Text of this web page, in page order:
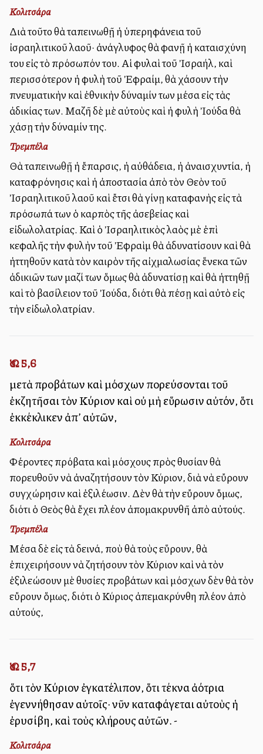
Κολιτσάρα
Διὰ τοῦτο θὰ ταπεινωθῇ ἡ ὑπερηφάνεια τοῦ
ἰσραηλιτικοῦ λαοῦ· ἀνάγλυφος θὰ φανῇ ἡ καταισχύνη
του εἰς τὸ πρόσωπόν του. Αἱ φυλαὶ τοῦ Ἰσραήλ, καὶ
περισσότερον ἡ φυλὴ τοῦ Ἐφραίμ, θὰ χάσουν τὴν
πνευματικὴν καὶ ἐθνικὴν δύναμίν των μέσα εἰς τὰς
ἀδικίας των. Μαζῆ δὲ μὲ αὐτοὺς καὶ ἡ φυλὴ Ἰούδα θὰ
χάσῃ τὴν δύναμίν της.
Τρεμπέλα
Θὰ ταπεινωθῇ ἡ ἔπαρσις, ἡ αὐθάδεια, ἡ ἀναισχυντία, ἡ
καταφρόνησις καὶ ἡ ἀποστασία ἀπὸ τὸν Θεὸν τοῦ
Ἰσραηλιτικοῦ λαοῦ καὶ ἔτσι θὰ γίνῃ καταφανὴς εἰς τὰ
πρόσωπά των ὁ καρπὸς τῆς ἀσεβείας καὶ
εἰδωλολατρίας. Καὶ ὁ Ἰσραηλιτικὸς λαὸς μὲ ἐπὶ
κεφαλῆς τὴν φυλὴν τοῦ Ἐφραὶμ θὰ ἀδυνατίσουν καὶ θὰ
ἡττηθοῦν κατὰ τὸν καιρὸν τῆς αἰχμαλωσίας ἕνεκα τῶν
ἀδικιῶν των μαζί των ὅμως θὰ ἀδυνατίσῃ καὶ θὰ ἡττηθῇ
καὶ τὸ βασίλειον τοῦ Ἰούδα, διότι θὰ πέσῃ καὶ αὐτὸ εἰς
τὴν εἰδωλολατρίαν.
Ὡσ. 5,6
μετὰ προβάτων καὶ μόσχων πορεύσονται τοῦ
ἐκζητῆσαι τὸν Κύριον καὶ οὐ μὴ εὕρωσιν αὐτόν, ὅτι
ἐκκέκλικεν ἀπ’ αὐτῶν,
Κολιτσάρα
Φέροντες πρόβατα καὶ μόσχους πρὸς θυσίαν θὰ
πορευθοῦν νὰ ἀναζητήσουν τὸν Κύριον, διὰ νὰ εὔρουν
συγχώρησιν καὶ ἐξιλέωσιν. Δὲν θὰ τὴν εὔρουν ὅμως,
διότι ὁ Θεὸς θὰ ἔχει πλέον ἀπομακρυνθῆ ἀπὸ αὐτούς.
Τρεμπέλα
Μέσα δὲ εἰς τὰ δεινά, ποὺ θὰ τοὺς εὕρουν, θὰ
ἐπιχειρήσουν νὰ ζητήσουν τὸν Κύριον καὶ νὰ τὸν
ἐξιλεώσουν μὲ θυσίες προβάτων καὶ μόσχων δὲν θὰ τὸν
εὔρουν ὅμως, διότι ὁ Κύριος ἀπεμακρύνθη πλέον ἀπὸ
αὐτούς,
Ὡσ. 5,7
ὅτι τὸν Κύριον ἐγκατέλιπον, ὅτι τέκνα ἀλλότρια
ἐγεννήθησαν αὐτοῖς· νῦν καταφάγεται αὐτοὺς ἡ
ἐρυσίβη, καὶ τοὺς κλήρους αὐτῶν. -
Κολιτσάρα